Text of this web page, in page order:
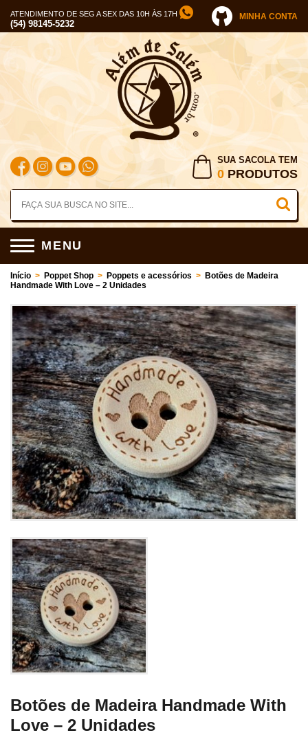
ATENDIMENTO DE SEG A SEX DAS 10H ÀS 17H
(54) 98145-5232
MINHA CONTA
SUA SACOLA TEM
0 PRODUTOS
MENU
Início > Poppet Shop > Poppets e acessórios > Botões de Madeira
Handmade With Love – 2 Unidades
Botões de Madeira Handmade With
Love – 2 Unidades